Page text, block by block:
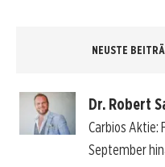
NEUSTE
Dr. Robert
Carbios Aktie:
September